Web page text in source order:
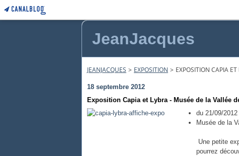
JeanJacques
JEANJACQUES > EXPOSITION > EXPOSITION CAPIA
18 septembre 2012
Exposition Capia et Lybra - Musée de la Vallée
du 21/09/
Musée de la
Une petite
pourrez